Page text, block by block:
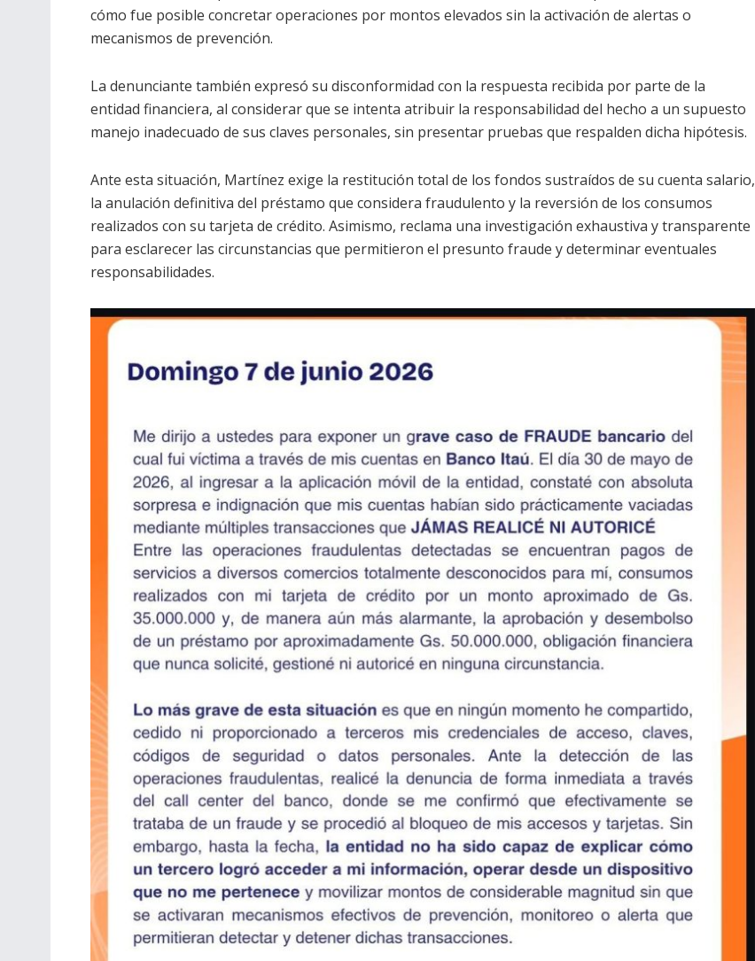
cómo fue posible concretar operaciones por montos elevados sin la activación de alertas o
mecanismos de prevención.
La denunciante también expresó su disconformidad con la respuesta recibida por parte de la
entidad financiera, al considerar que se intenta atribuir la responsabilidad del hecho a un supuesto
manejo inadecuado de sus claves personales, sin presentar pruebas que respalden dicha hipótesis.
Ante esta situación, Martínez exige la restitución total de los fondos sustraídos de su cuenta salario,
la anulación definitiva del préstamo que considera fraudulento y la reversión de los consumos
realizados con su tarjeta de crédito. Asimismo, reclama una investigación exhaustiva y transparente
para esclarecer las circunstancias que permitieron el presunto fraude y determinar eventuales
responsabilidades.